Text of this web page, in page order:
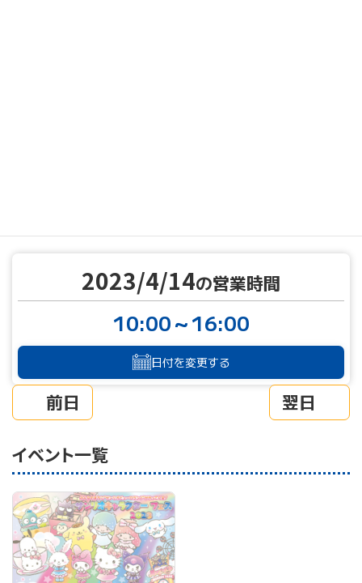
前日
2023/4/14の営業時間
10:00～16:00
日付を変更する
翌日
イベント一覧